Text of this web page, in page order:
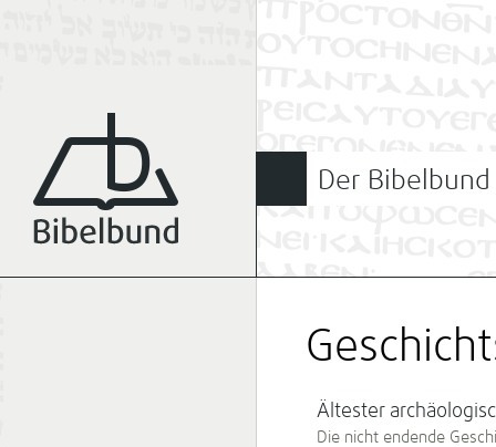
Der Bibelbund
Ältester
Die nicht endende